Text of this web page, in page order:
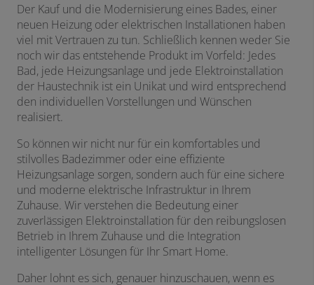
Der Kauf und die Modernisierung eines Bades, einer
neuen Heizung oder elektrischen Installationen haben
viel mit Vertrauen zu tun. Schließlich kennen weder Sie
noch wir das entstehende Produkt im Vorfeld: Jedes
Bad, jede Heizungsanlage und jede Elektroinstallation
der Haustechnik ist ein Unikat und wird entsprechend
den individuellen Vorstellungen und Wünschen
realisiert.
So können wir nicht nur für ein komfortables und
stilvolles Badezimmer oder eine effiziente
Heizungsanlage sorgen, sondern auch für eine sichere
und moderne elektrische Infrastruktur in Ihrem
Zuhause. Wir verstehen die Bedeutung einer
zuverlässigen Elektroinstallation für den reibungslosen
Betrieb in Ihrem Zuhause und die Integration
intelligenter Lösungen für Ihr Smart Home.
Daher lohnt es sich, genauer hinzuschauen, wenn es